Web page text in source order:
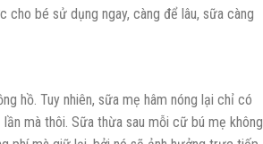
bé sử dụng ngay, càng để lâu, sữa càng
hồ. Tuy nhiên, sữa mẹ hâm nóng lại chỉ có
mà thôi. Sữa thừa sau mỗi cữ bú mẹ không